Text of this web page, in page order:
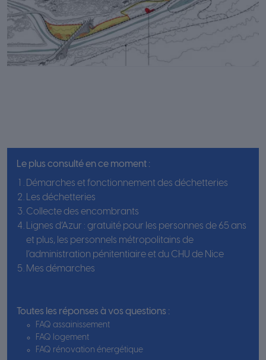
Le plus consulté en ce moment :
Démarches et fonctionnement des déchetteries
Les déchetteries
Collecte des encombrants
Lignes d’Azur : gratuité pour les personnes de 65 ans
et plus, les personnels métropolitains de
l’administration pénitentiaire et du CHU de Nice
Mes démarches
Toutes les réponses à vos questions :
FAQ assainissement
FAQ logement
FAQ rénovation énergétique